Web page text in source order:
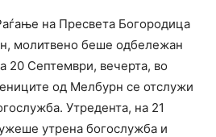
на Пресвета Богородица
молитвено беше одбележан
20 Септември, вечерта, во
од Мелбурн се отслужи
Утредента, на 21
утрена богослужба и